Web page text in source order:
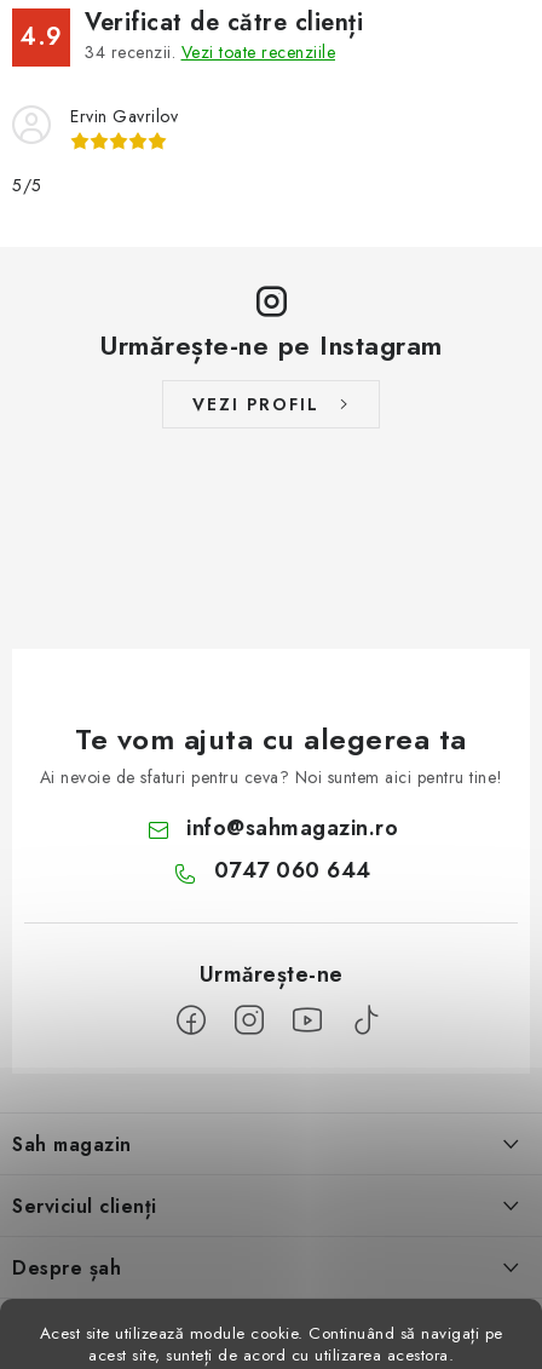
Acest site utilizează module cookie. Continuând să navigați pe
acest site, sunteți de acord cu utilizarea acestora.
4.9 Verificat de către clienți
34 recenzii. Vezi toate recenziile
Ervin Gavrilov
5/5
Urmărește-ne pe Instagram
VEZI PROFIL
Te vom ajuta cu alegerea ta
Ai nevoie de sfaturi pentru ceva? Noi suntem aici pentru tine!
info@sahmagazin.ro
0747 060 644
b
o
Sah magazin
Despre noi
Serviciul clienți
Condiţii generale de vânzare
Despre șah
Facebook